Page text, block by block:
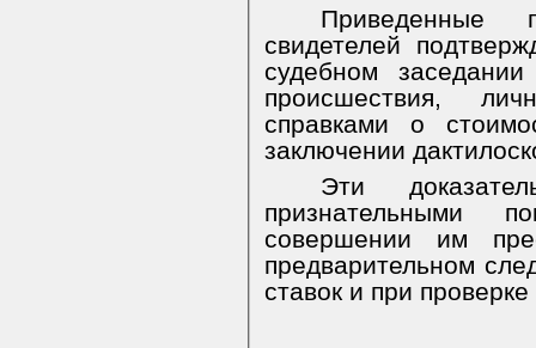
Приведенные
свидетелей
судебном
происшествия,
справками о
заключении
Эти
признательными
совершении им
предварительном
ставок и при